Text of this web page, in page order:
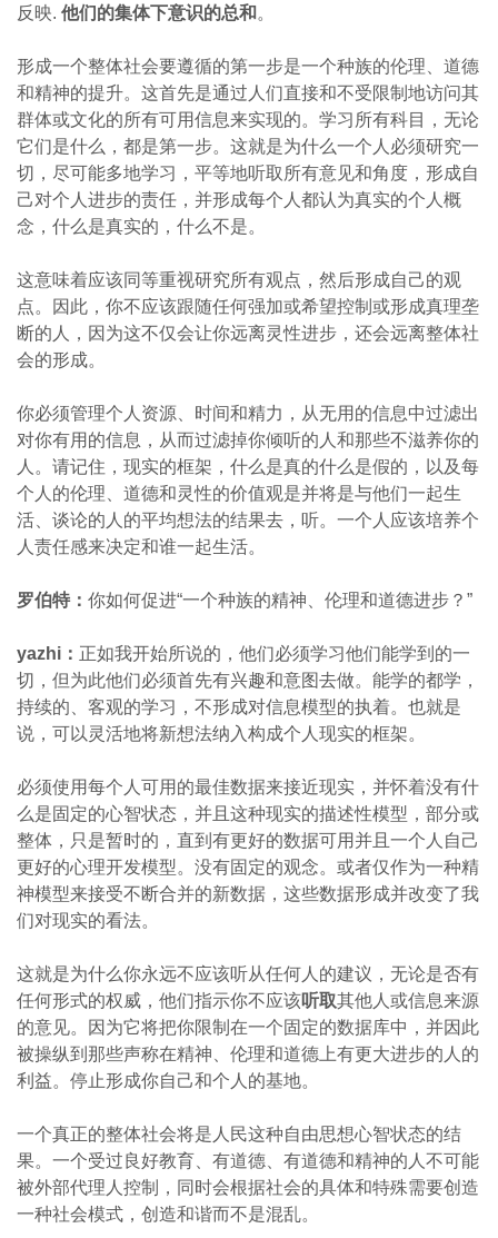
反映. 他们的集体下意识的总和 。
形成一个整体社会要遵循的第一步是一个种族的伦理、道德
和精神的提升。这首先是通过人们直接和不受限制地访问其
群体或文化的所有可用信息来实现的。学习所有科目，无论
它们是什么，都是第一步。这就是为什么一个人必须研究一
切，尽可能多地学习，平等地听取所有意见和角度，形成自
己对个人进步的责任，并形成每个人都认为真实的个人概
念，什么是真实的，什么不是。
这意味着应该同等重视研究所有观点，然后形成自己的观
点。因此，你不应该跟随任何强加或希望控制或形成真理垄
断的人，因为这不仅会让你远离灵性进步，还会远离整体社
会的形成。
你必须管理个人资源、时间和精力，从无用的信息中过滤出
对你有用的信息，从而过滤掉你倾听的人和那些不滋养你的
人。请记住，现实的框架，什么是真的什么是假的，以及每
个人的伦理、道德和灵性的价值观是并将是与他们一起生
活、谈论的人的平均想法的结果去，听。一个人应该培养个
人责任感来决定和谁一起生活。
罗伯特： 你如何促进“一个种族的精神、伦理和道德进步？”
yazhi ： 正如我开始所说的，他们必须学习他们能学到的一
切，但为此他们必须首先有兴趣和意图去做。能学的都学，
持续的、客观的学习，不形成对信息模型的执着。也就是
说，可以灵活地将新想法纳入构成个人现实的框架。
必须使用每个人可用的最佳数据来接近现实，并怀着没有什
么是固定的心智状态，并且这种现实的描述性模型，部分或
整体，只是暂时的，直到有更好的数据可用并且一个人自己
更好的心理开发模型。没有固定的观念。或者仅作为一种精
神模型来接受不断合并的新数据，这些数据形成并改变了我
们对现实的看法。
这就是为什么你永远不应该听从任何人的建议，无论是否有
任何形式的权威，他们指示你不应该听取其他人或信息来源
的意见。因为它将把你限制在一个固定的数据库中，并因此
被操纵到那些声称在精神、伦理和道德上有更大进步的人的
利益。停止形成你自己和个人的基地。
一个真正的整体社会将是人民这种自由思想心智状态的结
果。一个受过良好教育、有道德、有道德和精神的人不可能
被外部代理人控制，同时会根据社会的具体和特殊需要创造
一种社会模式，创造和谐而不是混乱。